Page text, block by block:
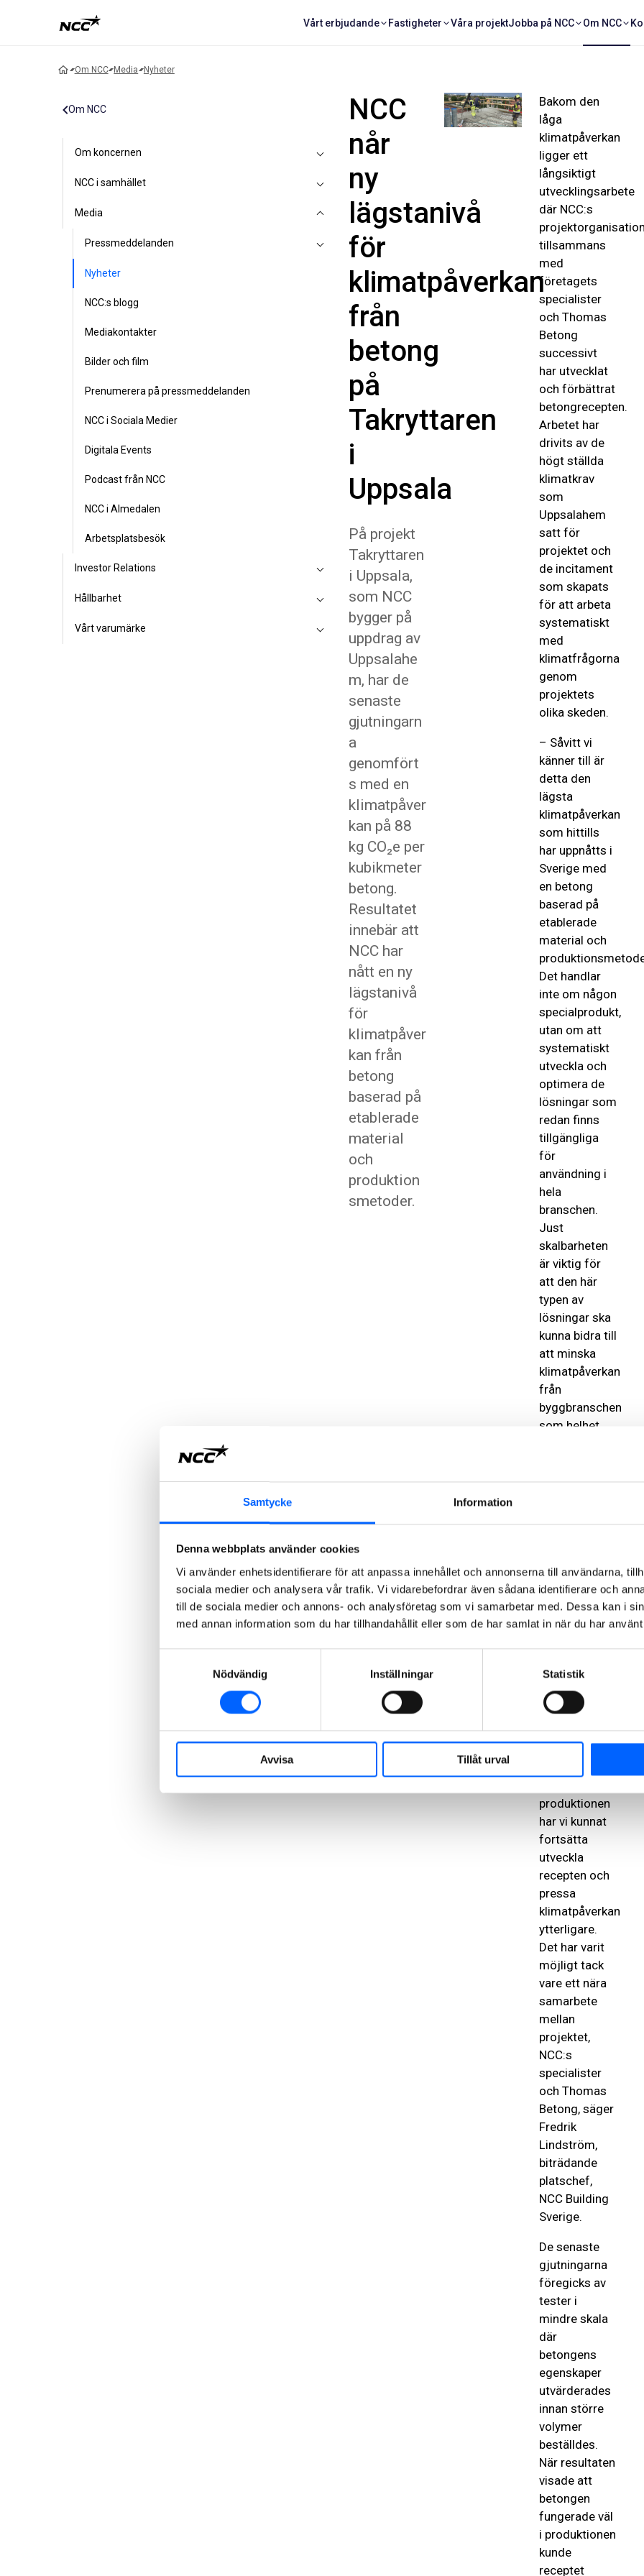
Samtycke Information
Denna webbplats använder cookies
Vi använder enhetsidentifierare för att anpassa innehållet och annonserna till användarna,
sociala medier och analysera vår trafik. Vi vidarebefordrar även sådana identifierare och
till de sociala medier och annons- och analysföretag som vi samarbetar med. Dessa kan i
med annan information som du har tillhandahållit eller som de har samlat in när du har
Nödvändig
Inställningar Statistik
Avvisa Tillåt urval
Vårt erbjudande Fastigheter Våra projektJobba på NCC Om NCC
Om NCC Media Nyheter
Om NCC
Om koncernen
NCC i samhället
Media
Pressmeddelanden
Nyheter
NCC:s blogg
Mediakontakter
Bilder och film
Prenumerera på pressmeddelanden
NCC i Sociala Medier
Digitala Events
Podcast från NCC
NCC i Almedalen
Arbetsplatsbesök
Investor Relations
Hållbarhet
Vårt varumärke
NCC
når
ny
lägstanivå
för
klimatpåverkan
från
betong
på
Takryttaren
i
Uppsala
På projekt
Takryttaren
i Uppsala,
som NCC
bygger på
uppdrag av
Uppsalahe
m, har de
senaste
gjutningarn
a
genomfört
s med en
klimatpåver
kan på 88
kg CO₂e per
kubikmeter
betong.
Resultatet
innebär att
NCC har
nått en ny
lägstanivå
för
klimatpåver
kan från
betong
baserad på
etablerade
material
och
produktion
smetoder.
Bakom den
låga
klimatpåverkan
ligger ett
långsiktigt
utvecklingsarbete
där NCC:s
tillsammans
med
företagets
specialister
och Thomas
Betong
successivt
har utvecklat
och förbättrat
betongrecepten.
Arbetet har
drivits av de
högt ställda
klimatkrav
som
Uppsalahem
satt för
projektet och
de incitament
som skapats
för att arbeta
systematiskt
med
klimatfrågorna
genom
projektets
olika skeden.
– Såvitt vi
känner till är
detta den
lägsta
klimatpåverkan
som hittills
har uppnåtts i
Sverige med
en betong
baserad på
etablerade
material och
Det handlar
inte om någon
specialprodukt,
utan om att
systematiskt
utveckla och
optimera de
lösningar som
redan finns
tillgängliga
för
användning i
hela
branschen.
Just
skalbarheten
är viktig för
att den här
typen av
lösningar ska
kunna bidra till
att minska
klimatpåverkan
från
byggbranschen
som helhet,
Dr. på NCC.
successivt
under
projektets
gång.
– Vi har hela
tiden arbetat
med att ta
nästa steg.
produktionen
har vi kunnat
fortsätta
utveckla
recepten och
pressa
klimatpåverkan
ytterligare.
Det har varit
möjligt tack
vare ett nära
samarbete
mellan
projektet,
NCC:s
specialister
och Thomas
Betong, säger
Fredrik
Lindström,
biträdande
platschef,
NCC Building
Sverige.
De senaste
gjutningarna
föregicks av
tester i
mindre skala
där
betongens
egenskaper
utvärderades
innan större
volymer
beställdes.
När resultaten
visade att
betongen
fungerade väl
i produktionen
kunde
receptet